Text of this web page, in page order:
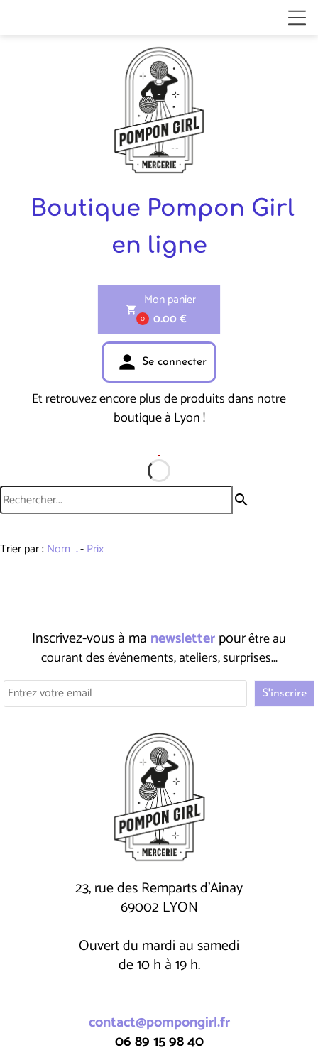
Boutique Pompon Girl
en ligne
shopping_cart
0
Mon panier
0.00 €
person Se connecter
Et retrouvez encore plus de produits dans notre
boutique à Lyon !
search
Trier par : Nom -Prix
Inscrivez-vous à ma newsletterpourêtre au
courant des événements, ateliers, surprises...
23, rue des Remparts d'Ainay
69002 LYON
Ouvert du mardi au samedi
de 10 h à 19 h.
contact@pompongirl.fr
06 89 15 98 40